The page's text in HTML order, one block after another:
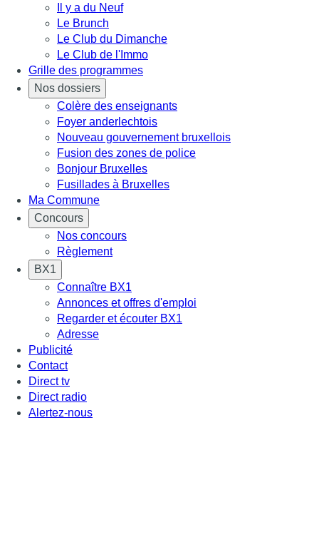
Il y a du Neuf
Le Brunch
Le Club du Dimanche
Le Club de l'Immo
Grille des programmes
Nos dossiers
Colère des enseignants
Foyer anderlechtois
Nouveau gouvernement bruxellois
Fusion des zones de police
Bonjour Bruxelles
Fusillades à Bruxelles
Ma Commune
Concours
Nos concours
Règlement
BX1
Connaître BX1
Annonces et offres d'emploi
Regarder et écouter BX1
Adresse
Publicité
Contact
Direct tv
Direct radio
Alertez-nous